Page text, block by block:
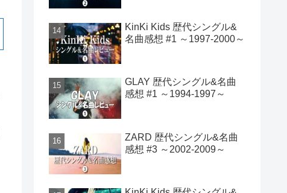
KinKi Kids 歴代シングル&
名曲感想 #1 ～1997-2000～
GLAY 歴代シングル&名曲
感想 #1 ～1994-1997～
ZARD 歴代シングル&名曲
感想 #3 ～2002-2009～